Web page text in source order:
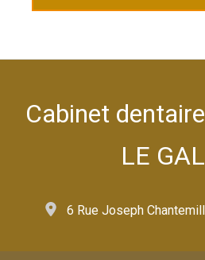
Cabinet
LE
6 Rue Joseph